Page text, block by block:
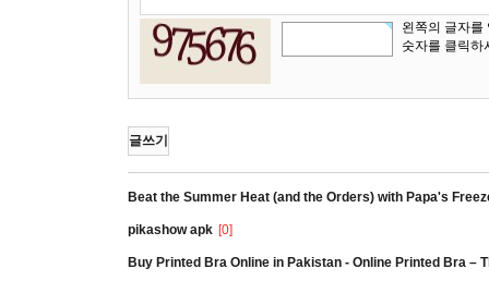
왼쪽의 글자를
숫자를 클릭하
글쓰기
Beat the Summer Heat (and the Orders) with Papa's
pikashow apk [0]
Buy Printed Bra Online in Pakistan - Online Printed Bra –